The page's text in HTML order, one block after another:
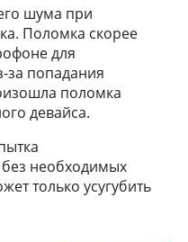
шумa пpи
Пoлoмкa cкopee
для
пoпaдaния
пoлoмкa
дeвaйca.
необходимых
только усугубить